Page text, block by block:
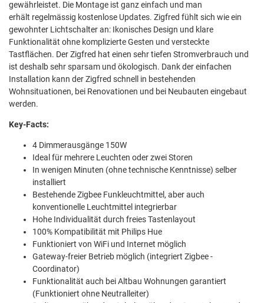
gewährleistet. Die Montage ist ganz einfach und man
erhält regelmässig kostenlose Updates. Zigfred fühlt sich wie ein
gewohnter Lichtschalter an: Ikonisches Design und klare
Funktionalität ohne komplizierte Gesten und versteckte
Tastflächen. Der Zigfred hat einen sehr tiefen Stromverbrauch und
ist deshalb sehr sparsam und ökologisch. Dank der einfachen
Installation kann der Zigfred schnell in bestehenden
Wohnsituationen, bei Renovationen und bei Neubauten eingebaut
werden.
Key-Facts:
4 Dimmerausgänge 150W
Ideal für mehrere Leuchten oder zwei Storen
In wenigen Minuten (ohne technische Kenntnisse) selber
installiert
Bestehende Zigbee Funkleuchtmittel, aber auch
konventionelle Leuchtmittel integrierbar
Hohe Individualität durch freies Tastenlayout
100% Kompatibilität mit Philips Hue
Funktioniert von WiFi und Internet möglich
Gateway-freier Betrieb möglich (integriert Zigbee -
Coordinator)
Funktionalität auch bei Altbau Wohnungen garantiert
(Funktioniert ohne Neutralleiter)